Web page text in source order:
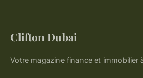
Clifton Dubai
Votre magazine finance et immobilier